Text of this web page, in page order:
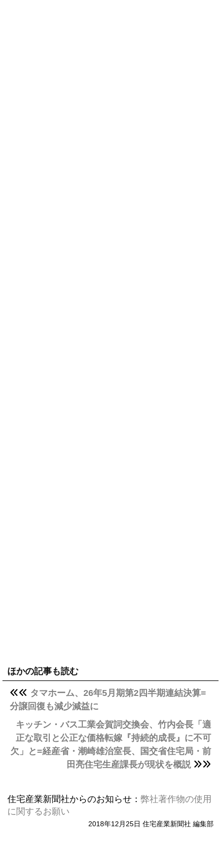
ほかの記事も読む
タマホーム、26年5月期第2四半期連結決算=
分譲回復も減少減益に
キッチン・バス工業会賀詞交換会、竹内会長「適
正な取引と公正な価格転嫁『持続的成長』に不可
欠」と=経産省・潮崎雄治室長、国交省住宅局・前
田亮住宅生産課長が現状を概説
住宅産業新聞社からのお知らせ： 弊社著作物の使用
に関するお願い
2018年12月25日 住宅産業新聞社 編集部